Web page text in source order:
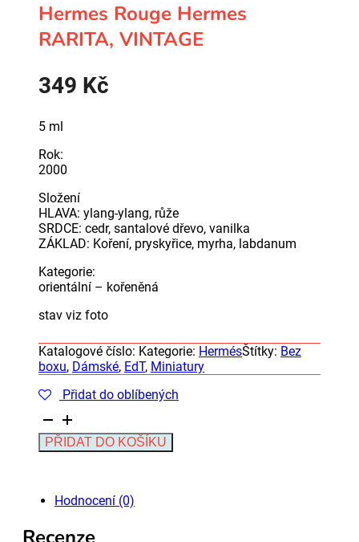
Hermes Rouge Hermes
RARITA, VINTAGE
349 Kč
5 ml
Rok:
2000
Složení
HLAVA: ylang-ylang, růže
SRDCE: cedr, santalové dřevo, vanilka
ZÁKLAD: Koření, pryskyřice, myrha, labdanum
Kategorie:
orientální – kořeněná
stav viz foto
Katalogové číslo: Kategorie: HermésŠtítky: Bez
boxu, Dámské, EdT, Miniatury
Přidat do oblíbených
Hermes
Rouge
Hermes
množství
PŘIDAT DO KOŠÍKU
Hodnocení (0)